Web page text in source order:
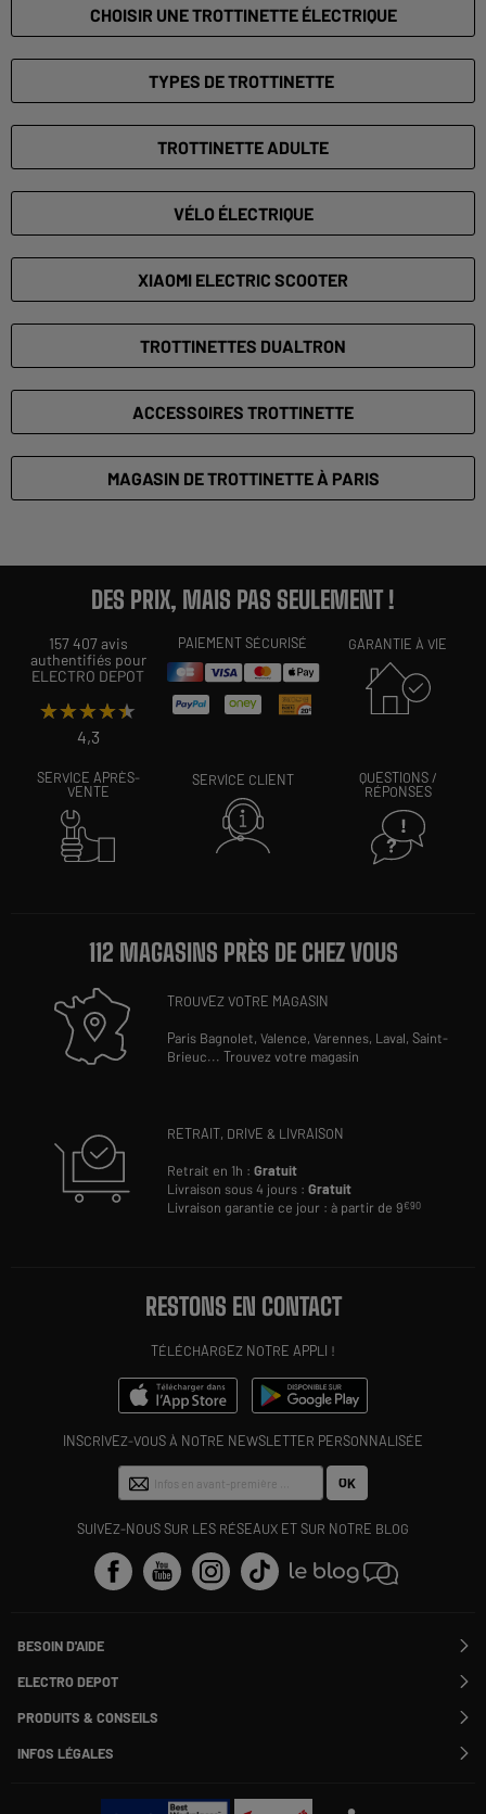
CHOISIR UNE TROTTINETTE ÉLECTRIQUE
TYPES DE TROTTINETTE
TROTTINETTE ADULTE
VÉLO ÉLECTRIQUE
XIAOMI ELECTRIC SCOOTER
TROTTINETTES DUALTRON
ACCESSOIRES TROTTINETTE
MAGASIN DE TROTTINETTE À PARIS
DES PRIX, MAIS PAS SEULEMENT !
157 407 avis
authentifiés pour
ELECTRO DEPOT
★★★★★
★★★★★
4,3
PAIEMENT SÉCURISÉ GARANTIE À VIE
SERVICE APRÈS-
VENTE
SERVICE CLIENT
QUESTIONS /
RÉPONSES
112 MAGASINS PRÈS DE CHEZ VOUS
TROUVEZ VOTRE MAGASIN
Paris Bagnolet,Valence,Varennes, Laval,Saint-
Brieuc...Trouvez votre magasin
RETRAIT, DRIVE & LIVRAISON
Retrait en 1h :Gratuit
Livraison sous 4 jours :Gratuit
Livraison garantie ce jour : à partir de 9€90
RESTONS EN CONTACT
TÉLÉCHARGEZ NOTRE APPLI !
INSCRIVEZ-VOUS À NOTRE NEWSLETTER PERSONNALISÉE
OK
SUIVEZ-NOUS SUR LES RÉSEAUX ET SUR NOTRE BLOG
BESOIN D'AIDE
Suivre ma commande
Modifier ou annuler ma commande
SAV
Payer en plusieurs fois
Information phishing
ELECTRO DEPOT
Rejoignez-nous !
PRODUITS & CONSEILS
Nos marques
Les avis du site
Le moins cher
INFOS LÉGALES